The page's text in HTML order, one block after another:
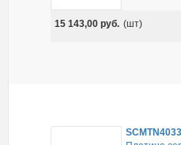
15 143,00руб. (шт)